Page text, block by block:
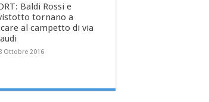
Baldi Rossi e
tornano a
al campetto di via
Ottobre 2016